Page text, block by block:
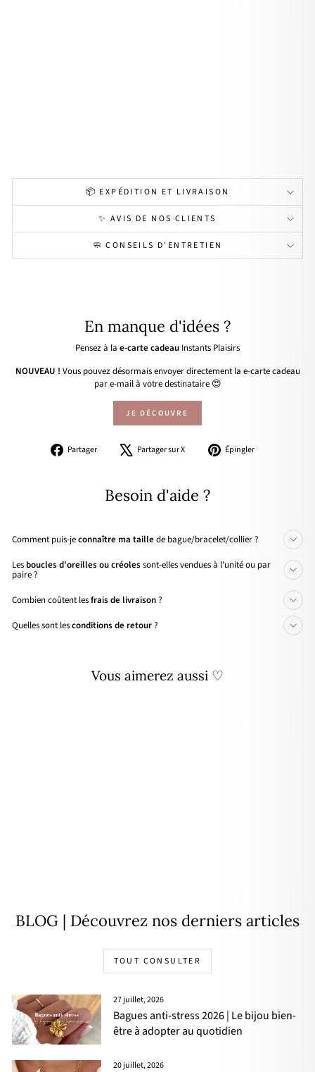
📦 EXPÉDITION ET LIVRAISON
✨ AVIS DE NOS CLIENTS
🧼 CONSEILS D'ENTRETIEN
En manque d'idées ?
Pensez à la e-carte cadeau Instants Plaisirs
NOUVEAU ! Vous pouvez désormais envoyer directement la e-carte cadeau
par e-mail à votre destinataire 😍
JE DÉCOUVRE
Partager
PartagerPartager sur X
Tweeter Épingler
Besoin d'aide ?
Comment puis-jeconnaître ma taille de bague/bracelet/collier ?
Les boucles d'oreilles ou créolessont-elles vendues à l'unité ou par
paire ?
Combien coûtent lesfrais de livraison?
Quelles sont lesconditions de retour?
Vous aimerez aussi ♡
BLOG | Découvrez nos derniers articles
TOUT CONSULTER
27 juillet, 2026
Bagues anti-stress 2026 | Le bijou bien-
être à adopter au quotidien
20 juillet, 2026